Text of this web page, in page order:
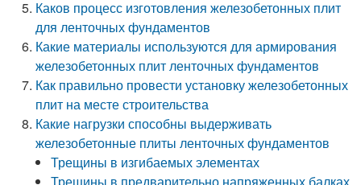
Каков процесс изготовления железобетонных плит
для ленточных фундаментов
Какие материалы используются для армирования
железобетонных плит ленточных фундаментов
Как правильно провести установку железобетонных
плит на месте строительства
Какие нагрузки способны выдерживать
железобетонные плиты ленточных фундаментов
Трещины в изгибаемых элементах